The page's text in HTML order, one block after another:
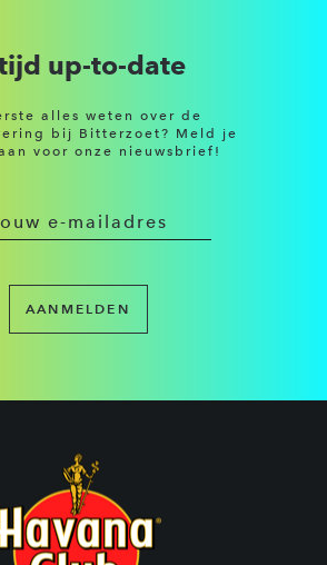
up-to-date
alles weten over de
bij Bitterzoet? Meld je
voor onze nieuwsbrief!
AANMELDEN